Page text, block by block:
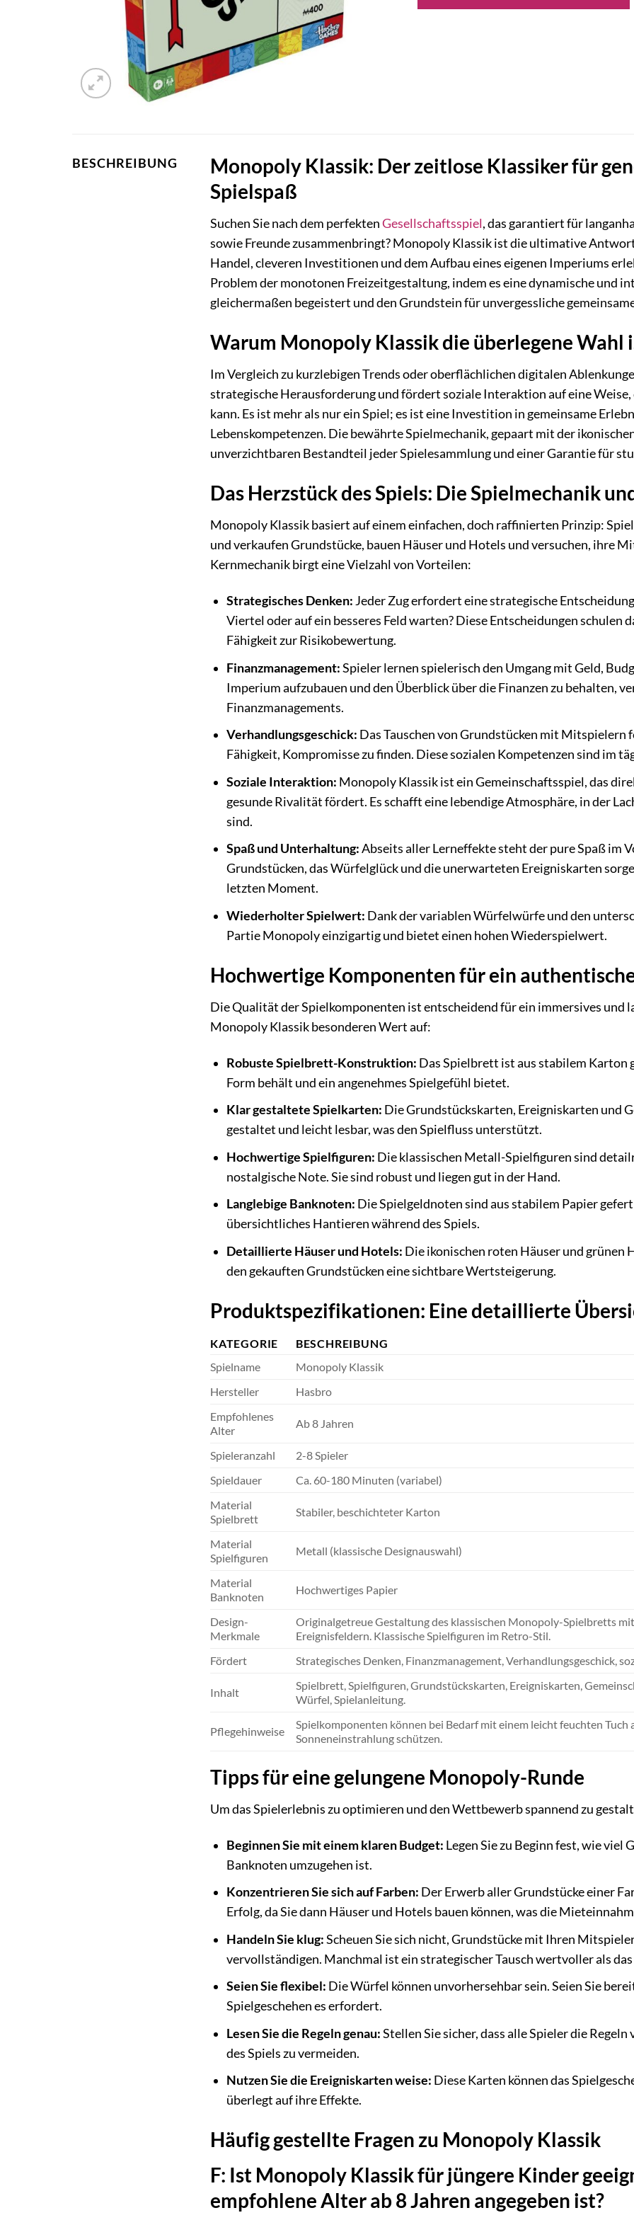
BESCHREIBUNG
Monopoly Klassik: Der zeitlose Klassiker für
Spielspaß
Suchen Sie nach dem perfektenGesellschaftsspiel, das garantiert für
sowie Freunde zusammenbringt? Monopoly Klassik ist die ultimative
Handel, cleveren Investitionen und dem Aufbau eines eigenen Imperiums
Problem der monotonen Freizeitgestaltung, indem es eine dynamische und
gleichermaßen begeistert und den Grundstein für unvergessliche
Warum Monopoly Klassik die überlegene Wahl
Im Vergleich zu kurzlebigen Trends oder oberflächlichen digitalen
strategische Herausforderung und fördert soziale Interaktion auf eine
kann. Es ist mehr als nur ein Spiel; es ist eine Investition in gemeinsame
Lebenskompetenzen. Die bewährte Spielmechanik, gepaart mit der
unverzichtbaren Bestandteil jeder Spielesammlung und einer Garantie für
Das Herzstück des Spiels: Die Spielmechanik
Monopoly Klassik basiert auf einem einfachen, doch raffinierten Prinzip:
und verkaufen Grundstücke, bauen Häuser und Hotels und versuchen, ihre
Kernmechanik birgt eine Vielzahl von Vorteilen:
Strategisches Denken:Jeder Zug erfordert eine strategische
Viertel oder auf ein besseres Feld warten? Diese Entscheidungen schulen
Fähigkeit zur Risikobewertung.
Finanzmanagement:Spieler lernen spielerisch den Umgang mit Geld,
Imperium aufzubauen und den Überblick über die Finanzen zu behalten,
Finanzmanagements.
Verhandlungsgeschick: Das Tauschen von Grundstücken mit Mitspielern
Fähigkeit, Kompromisse zu finden. Diese sozialen Kompetenzen sind im
Soziale Interaktion: Monopoly Klassik ist ein Gemeinschaftsspiel, das
gesunde Rivalität fördert. Es schafft eine lebendige Atmosphäre, in der
sind.
Spaß und Unterhaltung:Abseits aller Lerneffekte steht der pure Spaß im
Grundstücken, das Würfelglück und die unerwarteten Ereigniskarten
letzten Moment.
Wiederholter Spielwert: Dank der variablen Würfelwürfe und den
Partie Monopoly einzigartig und bietet einen hohen Wiederspielwert.
Hochwertige Komponenten für ein
Die Qualität der Spielkomponenten ist entscheidend für ein immersives und
Monopoly Klassik besonderen Wert auf:
Robuste Spielbrett-Konstruktion: Das Spielbrett ist aus stabilem Karton
Form behält und ein angenehmes Spielgefühl bietet.
Klar gestaltete Spielkarten: Die Grundstückskarten, Ereigniskarten und
gestaltet und leicht lesbar, was den Spielfluss unterstützt.
Hochwertige Spielfiguren: Die klassischen Metall-Spielfiguren sind
nostalgische Note. Sie sind robust und liegen gut in der Hand.
Langlebige Banknoten: Die Spielgeldnoten sind aus stabilem Papier
übersichtliches Hantieren während des Spiels.
Detaillierte Häuser und Hotels: Die ikonischen roten Häuser und grünen
den gekauften Grundstücken eine sichtbare Wertsteigerung.
Produktspezifikationen: Eine detaillierte
KATEGORIE
BESCHREIBUNG
Spielname
Monopoly Klassik
Hersteller
Hasbro
Empfohlenes
Alter
Ab 8 Jahren
Spieleranzahl
2-8 Spieler
Spieldauer
Ca. 60-180 Minuten (variabel)
Material
Spielbrett
Stabiler, beschichteter Karton
Material
Spielfiguren
Metall (klassische Designauswahl)
Material
Banknoten
Hochwertiges Papier
Design-
Merkmale
Originalgetreue Gestaltung des klassischen Monopoly-Spielbretts
Ereignisfeldern. Klassische Spielfiguren im Retro-Stil.
Fördert
Strategisches Denken, Finanzmanagement, Verhandlungsgeschick,
Inhalt
Spielbrett, Spielfiguren, Grundstückskarten, Ereigniskarten,
Würfel, Spielanleitung.
Pflegehinweise
Spielkomponenten können bei Bedarf mit einem leicht feuchten
Sonneneinstrahlung schützen.
Tipps für eine gelungene Monopoly-Runde
Um das Spielerlebnis zu optimieren und den Wettbewerb spannend zu
Beginnen Sie mit einem klaren Budget: Legen Sie zu Beginn fest, wie viel
Banknoten umzugehen ist.
Konzentrieren Sie sich auf Farben: Der Erwerb aller Grundstücke einer
Erfolg, da Sie dann Häuser und Hotels bauen können, was die
Handeln Sie klug:Scheuen Sie sich nicht, Grundstücke mit Ihren
vervollständigen. Manchmal ist ein strategischer Tausch wertvoller als
Seien Sie flexibel: Die Würfel können unvorhersehbar sein. Seien Sie
Spielgeschehen es erfordert.
Lesen Sie die Regeln genau:Stellen Sie sicher, dass alle Spieler die
des Spiels zu vermeiden.
Nutzen Sie die Ereigniskarten weise: Diese Karten können das
überlegt auf ihre Effekte.
Häufig gestellte Fragen zu Monopoly Klassik
F: Ist Monopoly Klassik für jüngere Kinder
empfohlene Alter ab 8 Jahren angegeben ist?